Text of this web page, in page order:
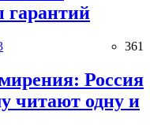
гарантий
361
Россия
читают одну и